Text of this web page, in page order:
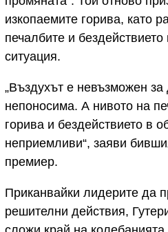
изкопаемите горива, като
печалбите и
ситуация.
„Въздухът е невъзможен
непоносима. А нивото на
горива и бездействието в
неприемливи“, заяви
премиер.
Приканвайки лидерите да
решителни действия,